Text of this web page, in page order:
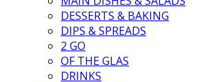
DESSERTS & BAKING
DIPS & SPREADS
2 GO
OF THE GLAS
DRINKS